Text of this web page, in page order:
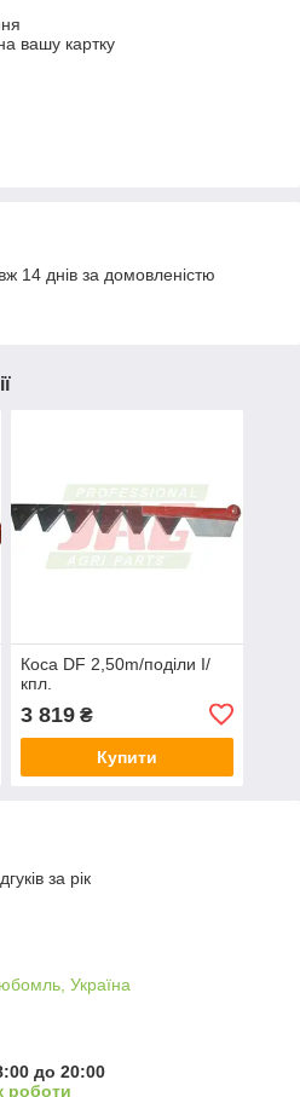
вашу картку
14 днів за домовленістю
Коса DF 2,50m/поділи I/
кпл.
3 819₴
Купити
за рік
Україна
до 20:00
роботи